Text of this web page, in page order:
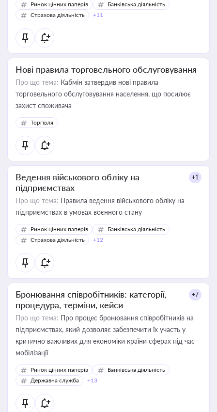
Ринок цінних паперів
Банківська діяльність
Страхова діяльність
+11
Нові правила торговельного обслуговування
Про що тема: Кабмін затвердив нові правила
торговельного обслуговування населення, що посилює
захист споживача
Торгівля
Ведення військового обліку на
підприємствах
+1
Про що тема: Правила ведення військового обліку на
підприємствах в умовах воєнного стану
Ринок цінних паперів
Банківська діяльність
Страхова діяльність
+12
Бронювання співробітників: категорії,
процедура, терміни, кейси
+7
Про що тема: Про процес бронювання співробітників на
підприємствах, який дозволяє забезпечити їх участь у
критично важливих для економіки країни сферах під час
мобілізації
Ринок цінних паперів
Банківська діяльність
Державна служба
+13